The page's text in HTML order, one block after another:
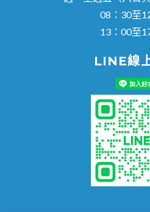
08：30至
13：00至
LINE線